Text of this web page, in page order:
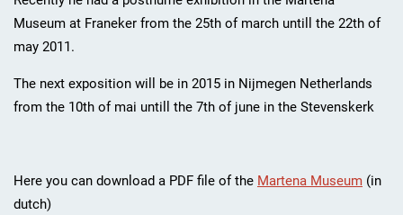
Museum at Franeker from the 25th of march untill the 22th of
may 2011.
The next exposition will be in 2015 in Nijmegen Netherlands
from the 10th of mai untill the 7th of june in the Stevenskerk
Here you can download a PDF file of the Martena Museum(in
dutch)